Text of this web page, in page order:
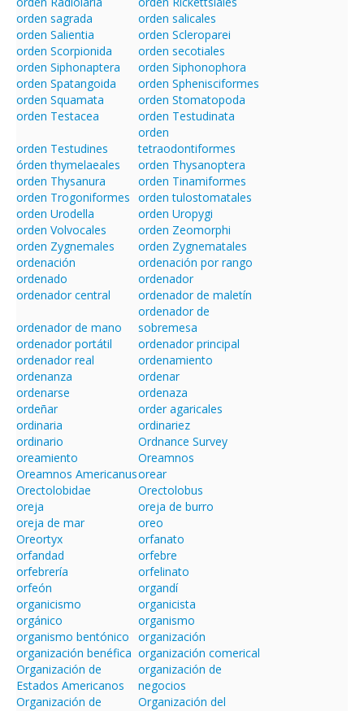
orden sagrada
orden salicales
orden Salientia
orden Scleroparei
orden Scorpionida
orden secotiales
orden Siphonaptera
orden Siphonophora
orden Spatangoida
orden Sphenisciformes
orden Squamata
orden Stomatopoda
orden Testacea
orden Testudinata
orden Testudines
orden
tetraodontiformes
órden thymelaeales
orden Thysanoptera
orden Thysanura
orden Tinamiformes
orden Trogoniformes orden tulostomatales
orden Urodella
orden Uropygi
orden Volvocales
orden Zeomorphi
orden Zygnemales
orden Zygnematales
ordenación
ordenación por rango
ordenado
ordenador
ordenador central
ordenador de maletín
ordenador de mano
ordenador de
sobremesa
ordenador portátil
ordenador principal
ordenador real
ordenamiento
ordenanza
ordenar
ordenarse
ordenaza
ordeñar
order agaricales
ordinaria
ordinariez
ordinario
Ordnance Survey
oreamiento
Oreamnos
Oreamnos Americanusorear
Orectolobidae
Orectolobus
oreja
oreja de burro
oreja de mar
oreo
Oreortyx
orfanato
orfandad
orfebre
orfebrería
orfelinato
orfeón
organdí
organicismo
organicista
orgánico
organismo
organismo bentónico
organización
organización benéfica organización comerical
Organización de
Estados Americanos
organización de
negocios
Organización de
Organización del